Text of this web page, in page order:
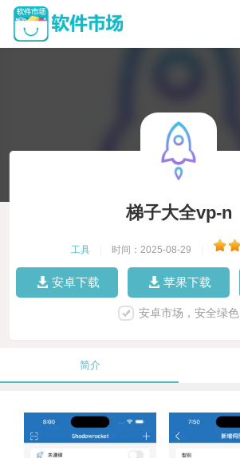
梯子大全vp-n
工具 时间：2025-08-29
安卓下载 苹果下载
安卓市场，安全绿色
简介